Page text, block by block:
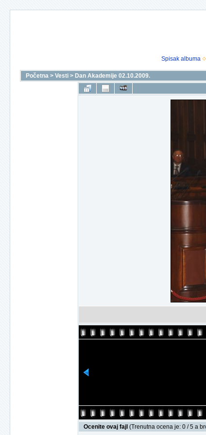
Spisak albuma
Početna > Vesti > Dan Akademije 02.10.2009.
Ocenite ovaj fajl (Trenutna ocena je: 0 / 5 a